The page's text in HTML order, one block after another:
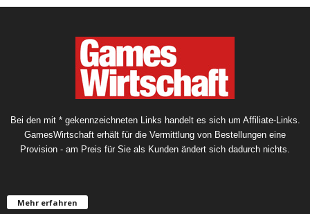
Bei den mit * gekennzeichneten Links handelt es sich um Affiliate-Links.
GamesWirtschaft erhält für die Vermittlung von Bestellungen eine
Provision - am Preis für Sie als Kunden ändert sich dadurch nichts.
Mehr erfahren